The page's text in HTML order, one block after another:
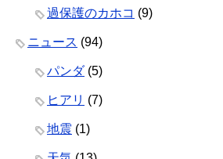
過保護のカホコ (9)
ニュース (94)
パンダ(5)
ヒアリ (7)
地震 (1)